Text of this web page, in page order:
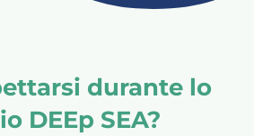
durante lo
DEEp SEA?